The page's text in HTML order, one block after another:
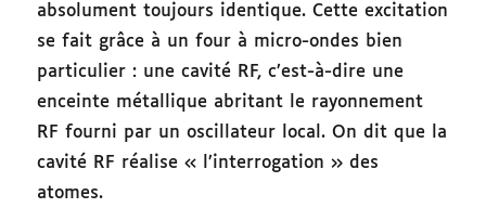
absolument toujours identique. Cette excitation
se fait grâce à un four à micro-ondes bien
particulier : une cavité RF, c’est-à-dire une
enceinte métallique abritant le rayonnement
RF fourni par un oscillateur local. On dit que la
cavité RF réalise « l’interrogation » des
atomes.